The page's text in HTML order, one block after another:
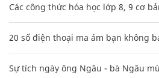
Các công thức hóa học lớp 8, 9 cơ
20 số điện thoại ma ám bạn không
Sự tích ngày ông Ngâu - bà Ngâu